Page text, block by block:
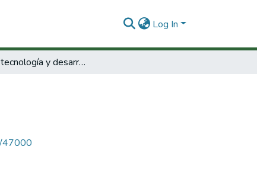
Log In
Ciencia, tecnología y desarrollo.
47000